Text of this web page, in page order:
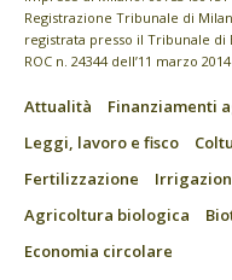
Registrazione Tribunale di
registrata presso il Tribunale di
ROC n. 24344 dell’11 marzo 2014
Attualità Finanziamenti
Leggi, lavoro e fisco
Fertilizzazione
Agricoltura biologica
Economia circolare